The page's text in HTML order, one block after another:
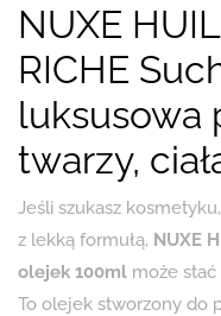
NUXE
RICHE
luksusowa
twarzy,
Jeśli szukasz
z lekką formułą, NUXE
olejek 100ml może
To olejek stworzony do